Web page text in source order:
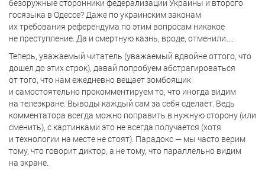
безоружные сторонники федерализации Украины и второго
госязыка в Одессе? Даже по украинским законам
их требования референдума по этим вопросам никакое
не преступление. Да и смертную казнь, вроде, отменили…
Теперь, уважаемый читатель (уважаемый вдвойне оттого, что
дошел до этих строк), давай попробуем абстрагироваться
от того, что нам ежедневно вещает зомбоящик
и самостоятельно прокомментируем то, что иногда видим
на телеэкране. Выводы каждый сам за себя сделает. Ведь
комментатора всегда можно поправить в нужную сторону (или
сменить), с картинками это не всегда получается (хотя
и технологии на месте не стоят). Парадокс — мы часто верим
тому, что говорит диктор, а не тому, что параллельно видим
на экране.